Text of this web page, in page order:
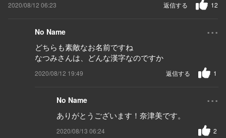
2020/08/12 06:23 12
返信する
No Name ...
どちらも素敵なお名前ですね
なつみさんは、どんな漢字なのですか
2020/08/12 19:49 1
返信する
No Name ...
ありがとうございます！奈津美です。
2020/08/13 06:24 2